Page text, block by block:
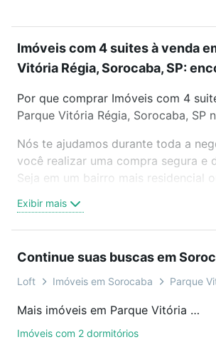
Imóveis com 4 suites à venda
Vitória Régia, Sorocaba, SP:
Por que comprar Imóveis com 4
Parque Vitória Régia, Sorocaba, SP
Nós te ajudamos durante toda a
você realizar uma compra segura e
Seja em um bairro mais residencial
oferta ideal de Imóveis com 4 suites
Parque Vitória Régia, Sorocaba, SP
videochamada, é grátis, sem
ainda conta com mais de 46 mil
de imóveis.
Exibir mais
Continue suas buscas em
Loft Imóveis em Sorocaba Parque
Mais imóveis em Parque Vitória Régia
Imóveis com 2 dormitórios